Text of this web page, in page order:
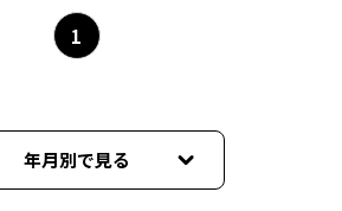
1
年月別で見る